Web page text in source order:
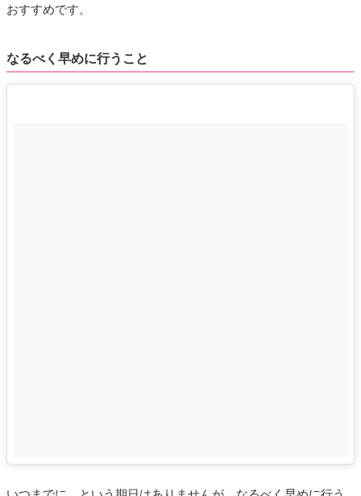
おすすめです。
なるべく早めに行うこと